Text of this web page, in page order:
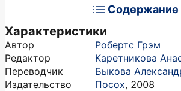
Содержание
Характеристики
Автор
Робертс Грэм
Редактор
Каретникова
Переводчик
Быкова
Издательство
Посох, 2008